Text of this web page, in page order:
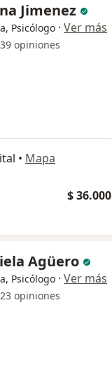
Jimenez
Psicólogo · Ver más
39 opiniones
• Mapa
$ 36.000
Agüero
Psicólogo · Ver más
23 opiniones